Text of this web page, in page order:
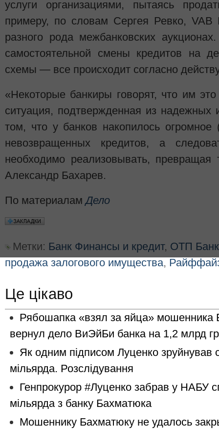
услуги организациями, пытаясь
примеру, по словам Сергея Ревко, VAB
разного рода межбанковских
самостоятельной смены кредитов на
схемы — все происходит согласно
«Некоторые банкиры говорят, что им
ситуация, подтвержденная из надежных
том, что у банков накопилось
невозвращенных кредитов, а
необходимо реализовывать,
Александр Бахарев.
По материаламДело
Метки: Банк Финансы и кредит, ОТП Банк
продажа залогового имущества,
Це цікаво
Рябошапка «взял за яйца» мошенника
вернул дело ВиЭйБи банка на 1,2 млрд
Як одним підписом Луценко зруйнував
мільярда. Розслідування
Генпрокурор #Луценко забрав у НАБУ
мільярда з банку Бахматюка
Мошеннику Бахматюку не удалось